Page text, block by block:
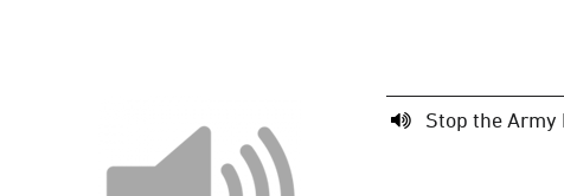
Stop the Army